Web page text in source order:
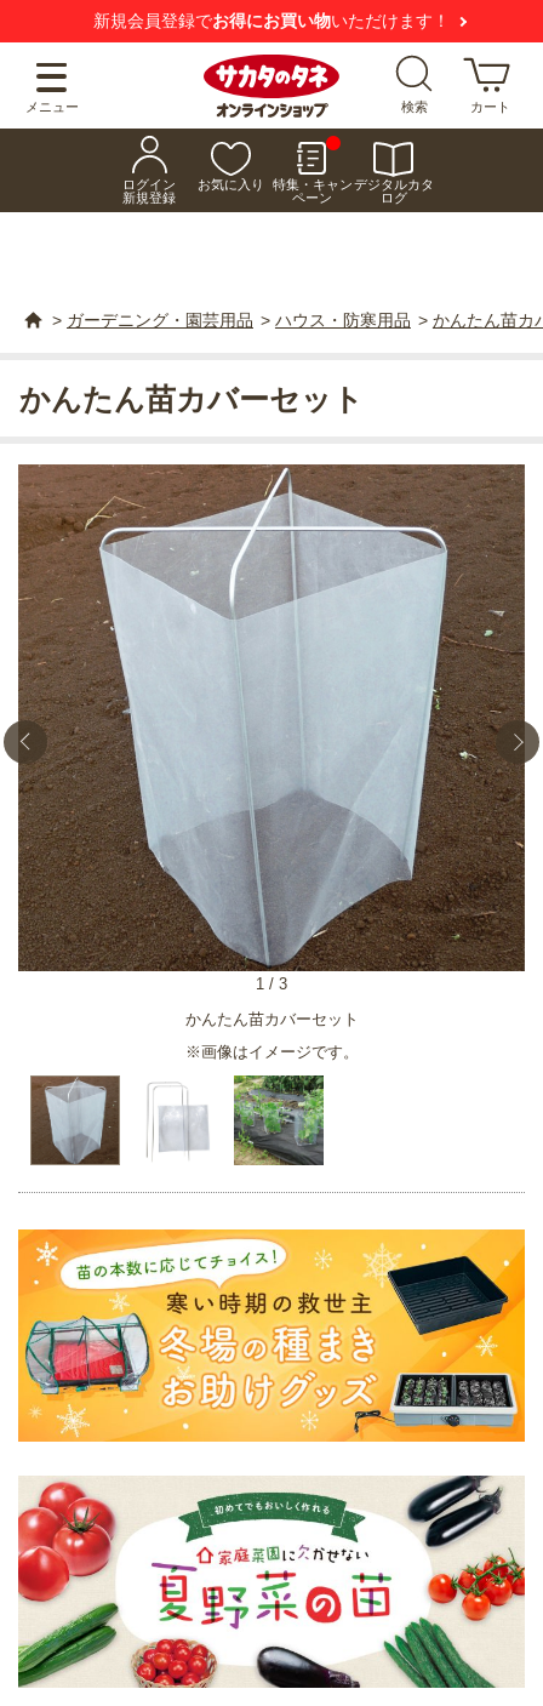
新規会員登録でお得にお買い物いただけます！
メニュー 検索 カート
ログイン
新規登録
お気に入り
特集・キャン
ペーン
デジタルカタ
ログ
> ガーデニング・園芸用品 > ハウス・防寒用品 > かんたん苗カ
かんたん苗カバーセット
※画像はイメージです。
1 / 3
かんたん苗カバーセット